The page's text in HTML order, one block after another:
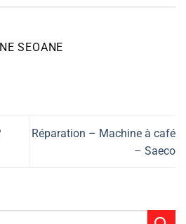
SEOANE
Réparation – Machine à café
– Saeco